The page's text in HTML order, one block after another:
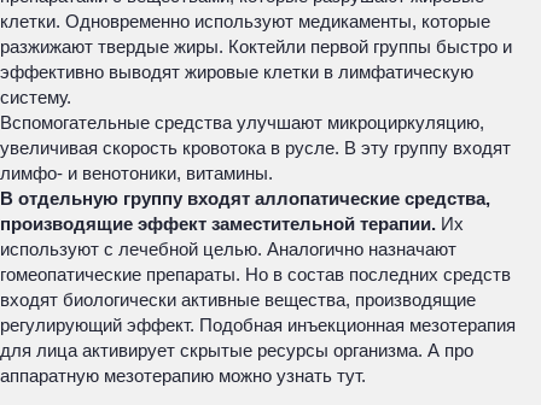
клетки. Одновременно используют медикаменты, которые
разжижают твердые жиры. Коктейли первой группы быстро и
эффективно выводят жировые клетки в лимфатическую
систему.
Вспомогательные средства улучшают микроциркуляцию,
увеличивая скорость кровотока в русле. В эту группу входят
лимфо- и венотоники, витамины.
В отдельную группу входят аллопатические средства,
производящие эффект заместительной терапии. Их
используют с лечебной целью. Аналогично назначают
гомеопатические препараты. Но в состав последних средств
входят биологически активные вещества, производящие
регулирующий эффект. Подобная инъекционная мезотерапия
для лица активирует скрытые ресурсы организма. А про
аппаратную мезотерапию можно узнать тут.